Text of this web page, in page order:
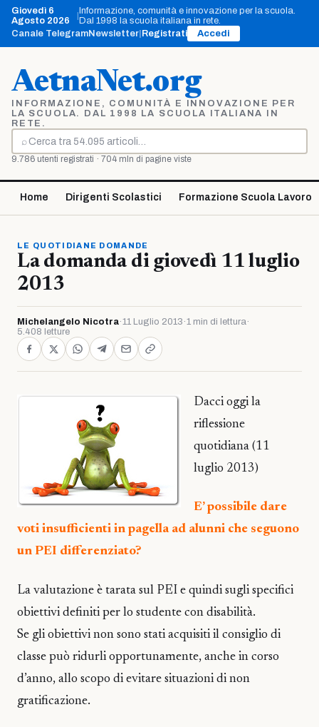
Vai
contenuto
Giovedì 6
Agosto 2026
Informazione, comunità e innovazione per la scuola.
Dal 1998 la scuola italiana in rete.
Canale TelegramNewsletter Registrati Accedi
AetnaNet.org
INFORMAZIONE, COMUNITÀ E INNOVAZIONE PER
LA SCUOLA. DAL 1998 LA SCUOLA ITALIANA IN
RETE.
⌕
Cerca
9.786 utenti registrati · 704 mln di pagine viste
Home Dirigenti Scolastici Formazione Scuola Lavoro
LE QUOTIDIANE DOMANDE
La domanda di giovedì 11 luglio
2013
Michelangelo Nicotra·11 Luglio 2013 ·1 min di lettura·
5.408 letture
Dacci oggi la
riflessione
quotidiana (11
luglio 2013)
E’ possibile dare
voti insufficienti in pagella ad alunni che seguono
un PEI differenziato?
La valutazione è tarata sul PEI e quindi sugli specifici
obiettivi definiti per lo studente con disabilità.
Se gli obiettivi non sono stati acquisiti il consiglio di
classe può ridurli opportunamente, anche in corso
d’anno, allo scopo di evitare situazioni di non
gratificazione.